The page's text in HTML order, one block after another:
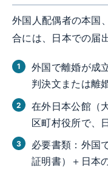
外国人配偶者の本国
合には、日本での届
外国で離婚が成
判決文または離
在外日本公館（
区町村役所で、
必要書類：外国
証明書）＋日本